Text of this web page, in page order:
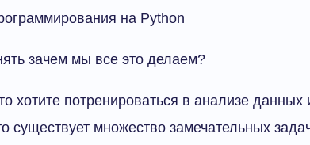
на Python
зачем мы все это делаем?
хотите потренироваться в анализе
существует множество замечательных